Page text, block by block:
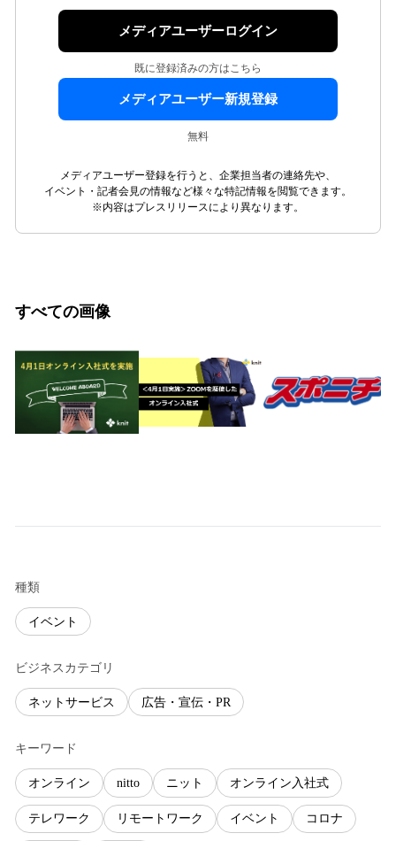
メディアユーザーログイン
既に登録済みの方はこちら
メディアユーザー新規登録
無料
メディアユーザー登録を行うと、企業担当者の連絡先や、
イベント・記者会見の情報など様々な特記情報を閲覧できます。
※内容はプレスリリースにより異なります。
すべての画像
種類
イベント
ビジネスカテゴリ
ネットサービス 広告・宣伝・PR
キーワード
オンライン nitto ニット オンライン入社式
テレワーク リモートワーク イベント コロナ